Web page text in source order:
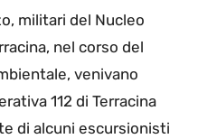
militari del Nucleo
nel corso del
venivano
112 di Terracina
di alcuni escursionisti